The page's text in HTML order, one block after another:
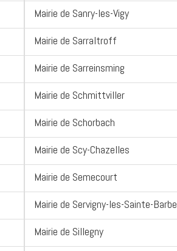
Mairie de Sanry-les-Vigy
Mairie de Sarraltroff
Mairie de Sarreinsming
Mairie de Schmittviller
Mairie de Schorbach
Mairie de Scy-Chazelles
Mairie de Semecourt
Mairie de Servigny-les-Sainte-Barbe
Mairie de Sillegny